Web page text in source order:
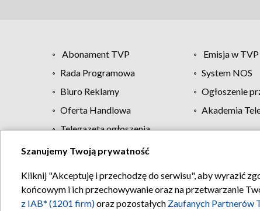
Abonament TVP Emisja w TVP
Rada Programowa
System NOS
Biuro Reklamy
Ogłoszenie
Oferta Handlowa
Akademia
Telegazeta ogłoszenia
Regulamin TVP
Szanujemy Twoją prywatność
Kliknij "Akceptuję i przechodzę do serwisu", aby wyrazić
końcowym i ich przechowywanie oraz na przetwarzanie
z IAB* (1201 firm)oraz pozostałych Zaufanych Partnerów